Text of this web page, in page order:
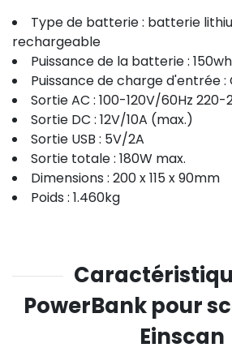
Type de batterie : batterie
rechargeable
Puissance de la batterie :
Puissance de charge d'entrée :
Sortie AC : 100-120V/60Hz
Sortie DC : 12V/10A (max.)
Sortie USB : 5V/2A
Sortie totale : 180W max.
Dimensions : 200 x 115 x 90mm
Poids : 1.460kg
PowerBank pour
Einscan